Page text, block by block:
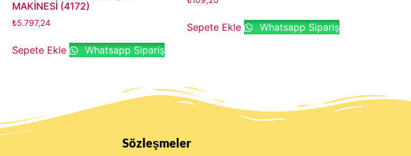
MAKİNESİ (4172)
₺5.797,24
Sepete Ekle Whatsapp Sipariş
Sepete Ekle Whatsapp Sipariş
Sözleşmeler